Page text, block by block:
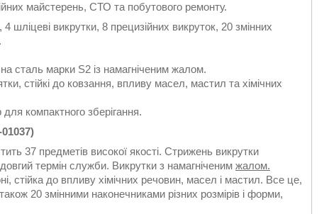
майстерень, СТО та побутового ремонту.
шліцеві викрутки, 8 прецизійних викруток, 20 змінних
сталь марки S2 із намагніченим жалом.
стійкі до ковзання, впливу масел, мастил та хімічних
компактного зберігання.
37 предметів високої якості. Стрижень викрутки
термін служби. Викрутки з намагніченим жалом.
стійка до впливу хімічних речовин, масел і мастил. Все це,
20 змінними наконечниками різних розмірів і форми,